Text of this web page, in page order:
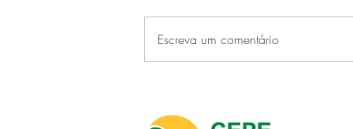
realizado em um clube no
Escreva um comentário